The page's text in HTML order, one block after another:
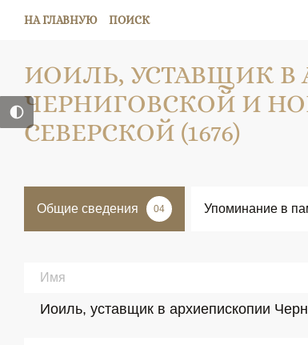
НА ГЛАВНУЮ ПОИСК
ИОИЛЬ, УСТАВЩИК
ЧЕРНИГОВСКОЙ И
СЕВЕРСКОЙ (1676)
Общие сведения 04 Упоминание в
Имя
Иоиль, уставщик в архиепископии